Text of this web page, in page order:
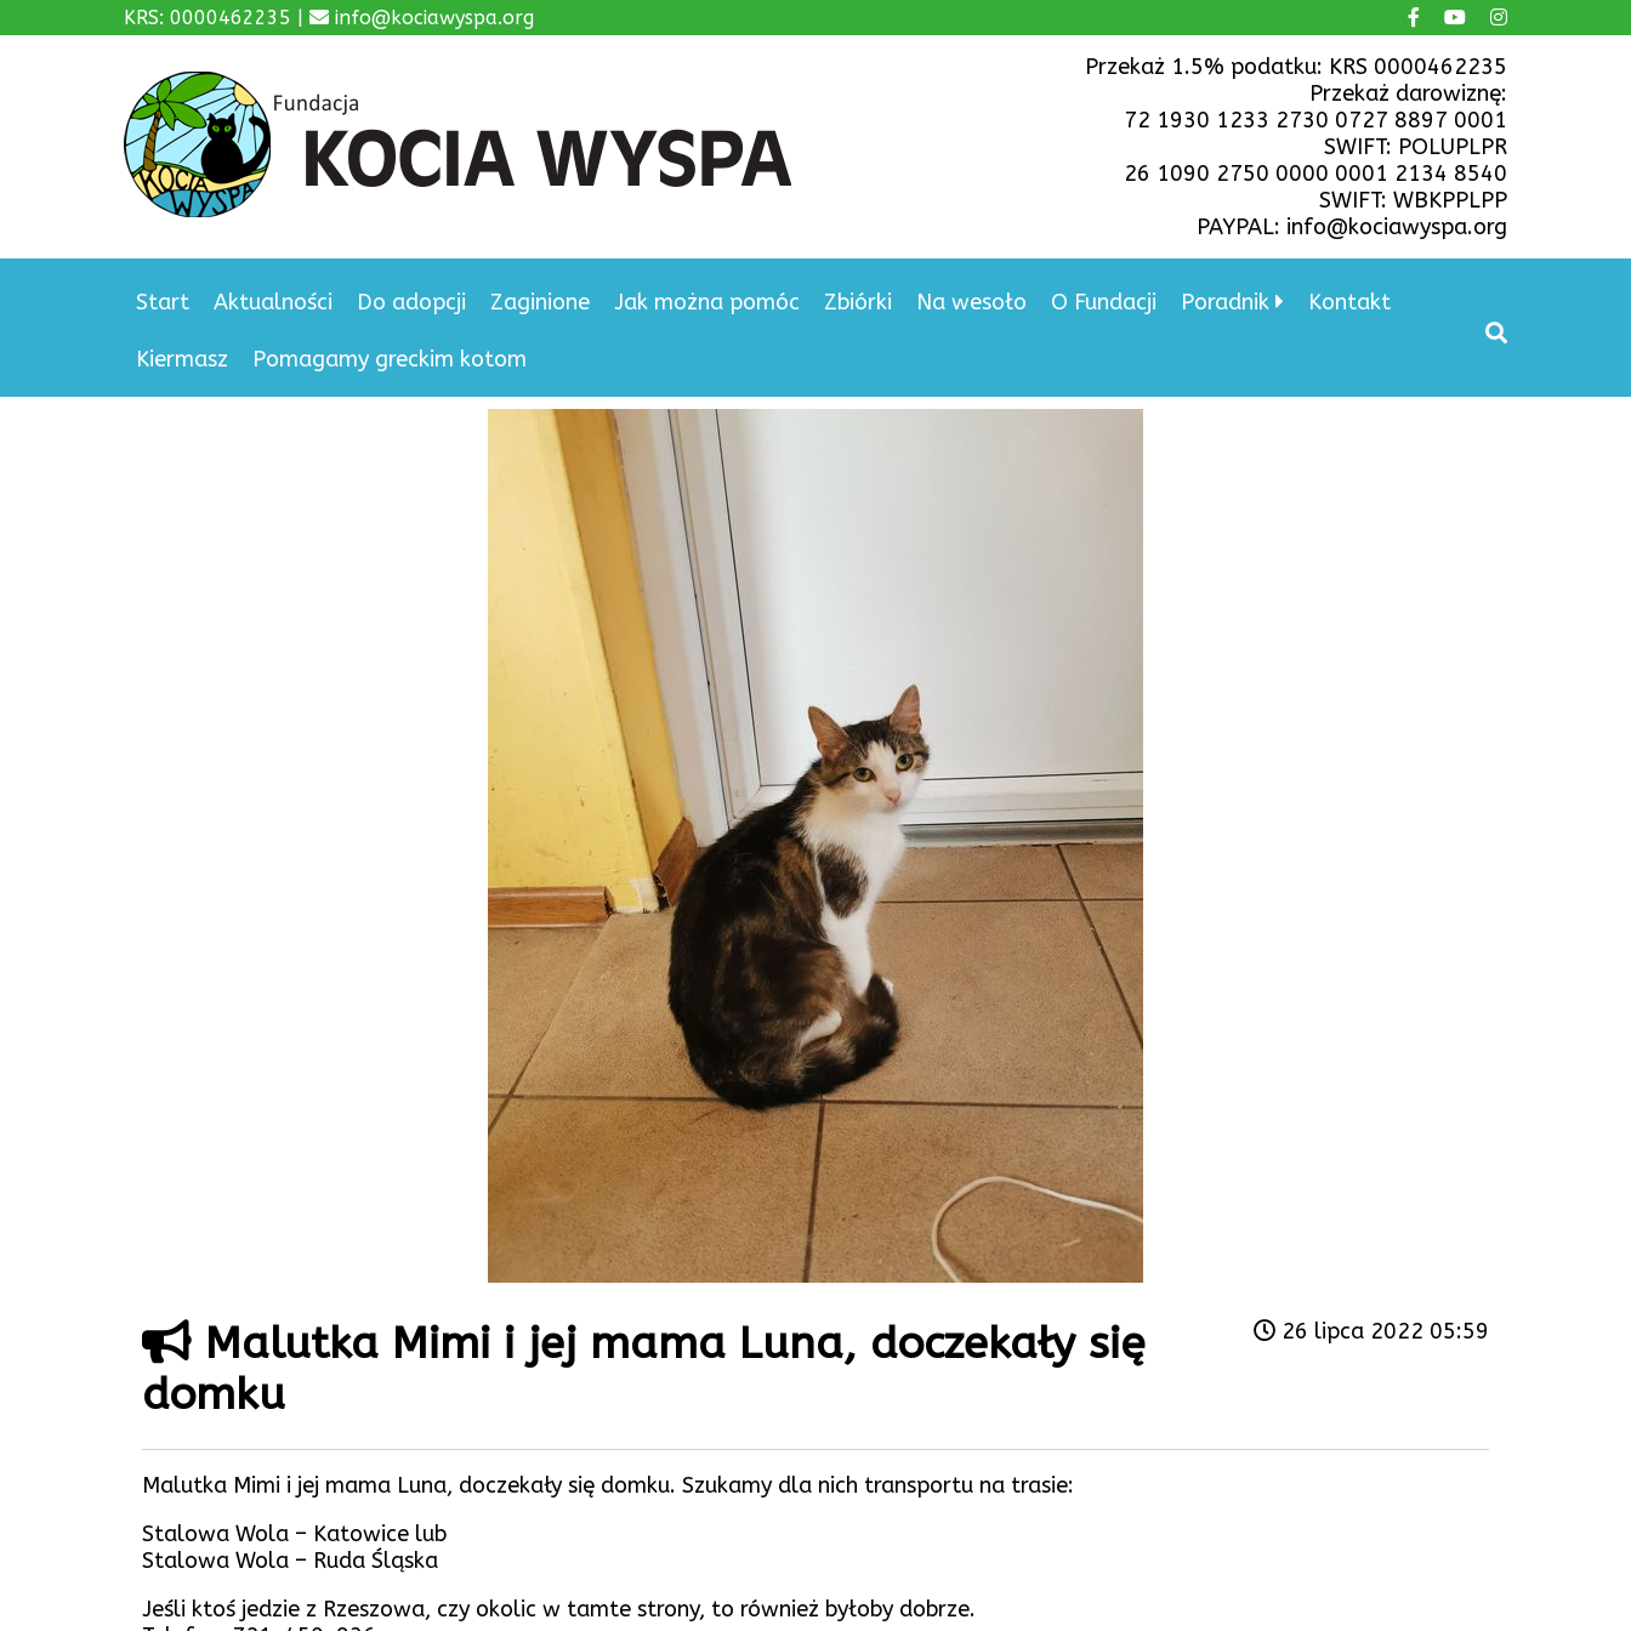
KRS: 0000462235 | info@kociawyspa.org
Przekaż 1.5% podatku: KRS 0000462235
Przekaż darowiznę:
72 1930 1233 2730 0727 8897 0001
SWIFT: POLUPLPR
26 1090 2750 0000 0001 2134 8540
SWIFT: WBKPPLPP
PAYPAL: info@kociawyspa.org
Start Aktualności Do adopcji Zaginione Jak można pomóc Zbiórki Na wesoło O Fundacji Poradnik Kontakt
Kiermasz Pomagamy greckim kotom
26 lipca 2022 05:59
Malutka Mimi i jej mama Luna, doczekały się
domku
Malutka Mimi i jej mama Luna, doczekały się domku. Szukamy dla nich transportu na trasie:
Stalowa Wola – Katowice lub
Stalowa Wola – Ruda Śląska
Jeśli ktoś jedzie z Rzeszowa, czy okolic w tamte strony, to również byłoby dobrze.